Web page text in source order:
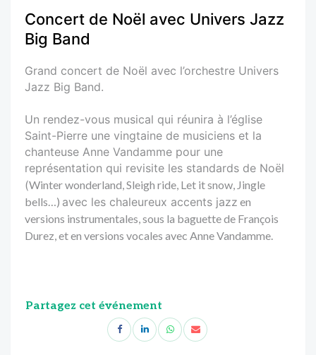
Concert de Noël avec Univers Jazz
Big Band
Grand concert de Noël avec l’orchestre Univers
Jazz Big Band.
Un rendez-vous musical qui réunira à l’église
Saint-Pierre une vingtaine de musiciens et la
chanteuse Anne Vandamme pour une
représentation qui revisite les standards de Noël
(Winter wonderland, Sleigh ride, Let it snow, Jingle
bells…) avec les chaleureux accents jazz en
versions instrumentales, sous la baguette de François
Durez, et en versions vocales avec Anne Vandamme.
Partagez cet événement